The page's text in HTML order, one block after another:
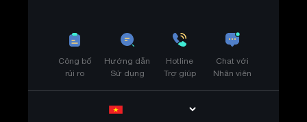
Công bố
rủi ro
Hướng dẫn
Sử dụng
Hotline
Trợ giúp
Chat với
Nhân viên